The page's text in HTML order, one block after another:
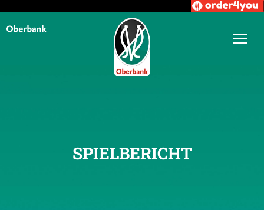
SPIELBERICHT